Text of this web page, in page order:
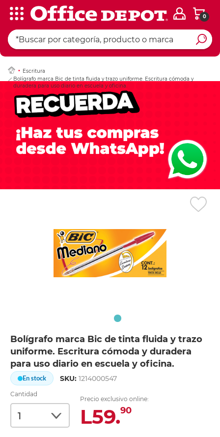
0
Escritura
Bolígrafo marca Bic de tinta fluida y trazo uniforme. Escritura cómoda y
duradera para uso diario en escuela y oficina.
Bolígrafo marca Bic de tinta fluida y trazo
uniforme. Escritura cómoda y duradera
para uso diario en escuela y oficina.
En stock SKU:1214000547
Cantidad
Precio exclusivo online:
L59.90
Ingresar Codigo